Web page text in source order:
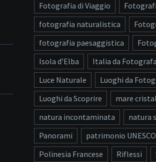
Fotografia di Viaggio
fotografia naturalistica
fotografia paesaggistica
Isola d’Elba
Italia da
Luce Naturale
Luoghi da
Luoghi da Scoprire
mare
natura incontaminata
natura
Panorami
patrimonio UNESCO
Polinesia Francese
Riflessi